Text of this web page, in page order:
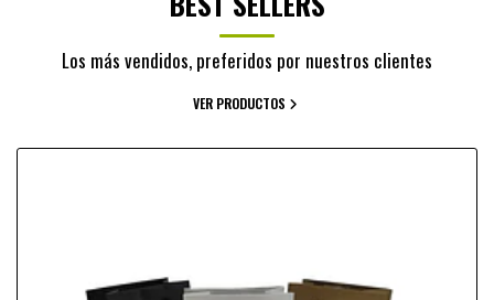
Los más vendidos, preferidos por nuestros clientes
VER PRODUCTOS